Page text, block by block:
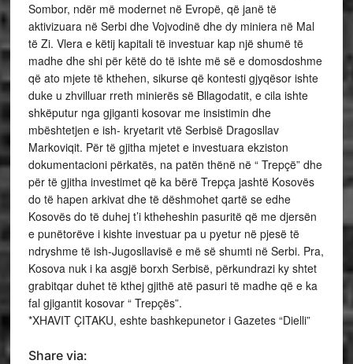
Sombor, ndër më modernet në Evropë, që janë të
aktivizuara në Serbi dhe Vojvodinë dhe dy miniera në Mal
të Zi. Vlera e këtij kapitali të investuar kap një shumë të
madhe dhe shi për këtë do të ishte më së e domosdoshme
që ato mjete të kthehen, sikurse që kontesti gjyqësor ishte
duke u zhvilluar rreth minierës së Bllagodatit, e cila ishte
shkëputur nga gjiganti kosovar me insistimin dhe
mbështetjen e ish- kryetarit vtë Serbisë Dragosllav
Markoviqit. Për të gjitha mjetet e investuara ekziston
dokumentacioni përkatës, na patën thënë në “ Trepçë” dhe
për të gjitha investimet që ka bërë Trepça jashtë Kosovës
do të hapen arkivat dhe të dëshmohet qartë se edhe
Kosovës do të duhej t’i ktheheshin pasuritë që me djersën
e punëtorëve i kishte investuar pa u pyetur në pjesë të
ndryshme të ish-Jugosllavisë e më së shumti në Serbi. Pra,
Kosova nuk i ka asgjë borxh Serbisë, përkundrazi ky shtet
grabitqar duhet të kthej gjithë atë pasuri të madhe që e ka
fal gjigantit kosovar “ Trepçës”.
*XHAVIT ÇITAKU, eshte bashkepunetor i Gazetes “Dielli”
Share via: